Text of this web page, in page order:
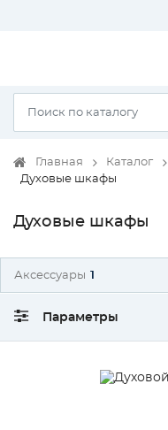
Главная Каталог
Духовые шкафы
Духовые шкафы
Аксессуары 1
Параметры